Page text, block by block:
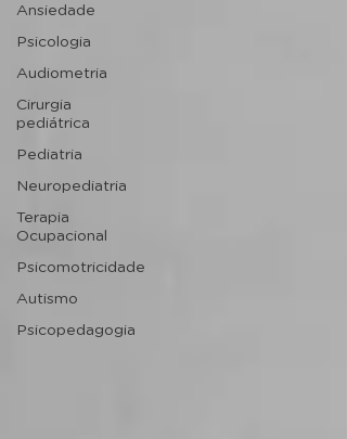
Ansiedade
Psicologia
Audiometria
Cirurgia
pediátrica
Pediatria
Neuropediatria
Terapia
Ocupacional
Psicomotricidade
Autismo
Psicopedagogia